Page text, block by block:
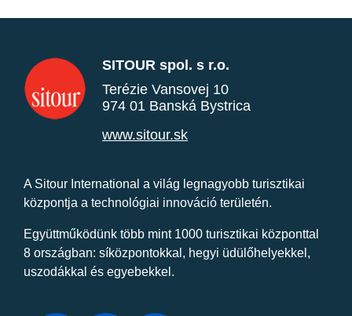
SITOUR spol. s r.o.
Terézie Vansovej 10
974 01 Banská Bystrica
www.sitour.sk
A Sitour International a világ legnagyobb turisztikai
központja a technológiai innováció területén.
Együttműködünk több mint 1000 turisztikai központtal
8 országban: síközpontokkal, hegyi üdülőhelyekkel,
uszodákkal és egyebekkel.